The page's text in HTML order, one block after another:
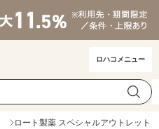
ロハコメニュー
ロート製薬 スペシャルアウトレット